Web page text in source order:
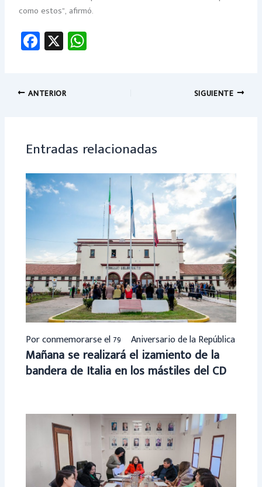
como estos”, afirmó.
Fa
ce
o
X
ANTERIOR SIGUIENTE
Entradas relacionadas
Por conmemorarse el 79º Aniversario de la República
Mañana se realizará el izamiento de la
bandera de Italia en los mástiles del CD